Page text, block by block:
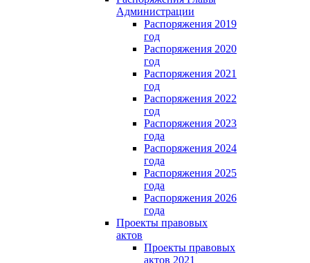
Администрации
Распоряжения 2019
год
Распоряжения 2020
год
Распоряжения 2021
год
Распоряжения 2022
год
Распоряжения 2023
года
Распоряжения 2024
года
Распоряжения 2025
года
Распоряжения 2026
года
Проекты правовых
актов
Проекты правовых
актов 2021